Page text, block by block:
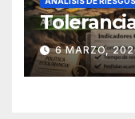
6 MARZO,